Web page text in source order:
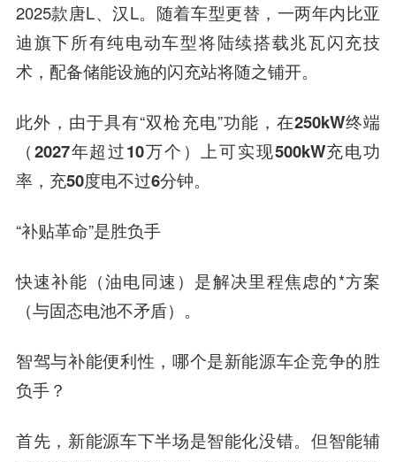
2025款唐L、汉L。随着车型更替，一两年内比亚
迪旗下所有纯电动车型将陆续搭载兆瓦闪充技
术，配备储能设施的闪充站将随之铺开。
此外，由于具有“双枪充电”功能， 在250kW终端
（2027年超过10万个）上可实现500kW充电功
率，充50度电不过6分钟。
“补贴革命”是胜负手
快速补能（油电同速）是解决里程焦虑的*方案
（与固态电池不矛盾）。
智驾与补能便利性，哪个是新能源车企竞争的胜
负手？
首先，新能源车下半场是智能化没错。但智能辅